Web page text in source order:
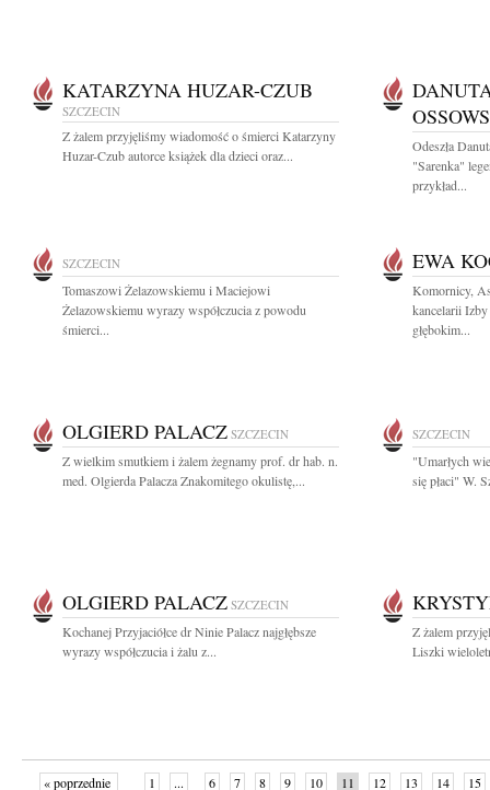
KATARZYNA HUZAR-CZUB
SZCZECIN
Z żalem przyjęliśmy wiadomość o śmierci Katarzyny
Huzar-Czub autorce książek dla dzieci oraz...
Odeszła
"Sarenka"
przykład...
SZCZECIN
Tomaszowi Żelazowskiemu i Maciejowi
Żelazowskiemu wyrazy współczucia z powodu
śmierci...
EWA
Komornicy,
kancelarii
głębokim...
OLGIERD PALACZ SZCZECIN
Z wielkim smutkiem i żalem żegnamy prof. dr hab. n.
med. Olgierda Palacza Znakomitego okulistę,...
SZCZECIN
"Umarłych
się płaci" W.
OLGIERD PALACZ SZCZECIN
Kochanej Przyjaciółce dr Ninie Palacz najgłębsze
wyrazy współczucia i żalu z...
Z żalem
Liszki
« poprzednie 1 ... 6 7 8 9 10 11 12 13 14 15